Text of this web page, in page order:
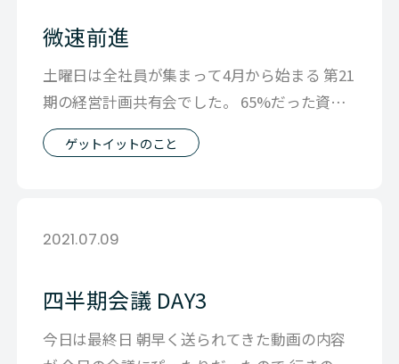
微速前進
土曜日は全社員が集まって4月から始まる 第21
期の経営計画共有会でした。 65%だった資料
も突貫工事で90%まで(僕の中
ゲットイットのこと
2021.07.09
四半期会議 DAY3
今日は最終日 朝早く送られてきた動画の内容